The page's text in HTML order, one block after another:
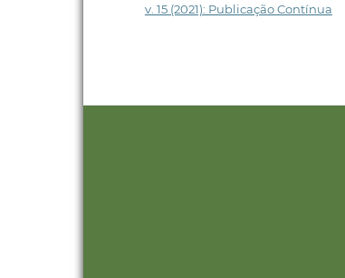
v. 15 (2021): Publicação Contínua